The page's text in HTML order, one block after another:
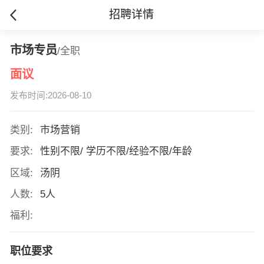
招聘详情
市场专员/全职
面议
发布时间:2026-08-10
类别:
市场营销
要求:
性别不限/ 学历不限/经验不限/年龄
区域:
汤阴
人数:
5人
福利:
职位要求